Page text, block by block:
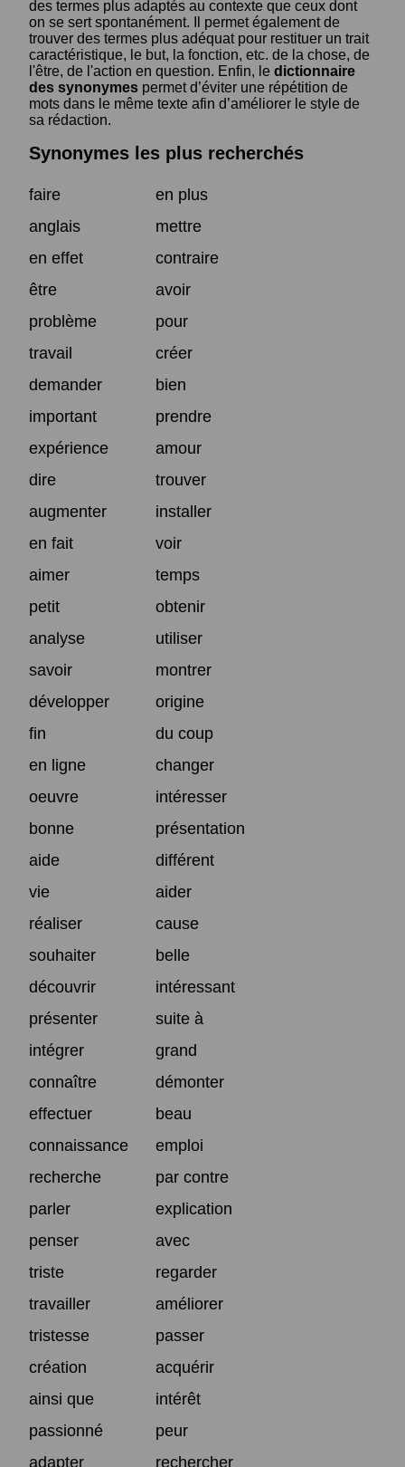
des termes plus adaptés au contexte que ceux dont
on se sert spontanément. Il permet également de
trouver des termes plus adéquat pour restituer un trait
caractéristique, le but, la fonction, etc. de la chose, de
l'être, de l'action en question. Enfin, le dictionnaire
des synonymes permet d’éviter une répétition de
mots dans le même texte afin d’améliorer le style de
sa rédaction.
Synonymes les plus recherchés
faire
en plus
anglais
mettre
en effet
contraire
être
avoir
problème
pour
travail
créer
demander
bien
important
prendre
expérience
amour
dire
trouver
augmenter
installer
en fait
voir
aimer
temps
petit
obtenir
analyse
utiliser
savoir
montrer
développer
origine
fin
du coup
en ligne
changer
oeuvre
intéresser
bonne
présentation
aide
différent
vie
aider
réaliser
cause
souhaiter
belle
découvrir
intéressant
présenter
suite à
intégrer
grand
connaître
démonter
effectuer
beau
connaissance
emploi
recherche
par contre
parler
explication
penser
avec
triste
regarder
travailler
améliorer
tristesse
passer
création
acquérir
ainsi que
intérêt
passionné
peur
adapter
rechercher